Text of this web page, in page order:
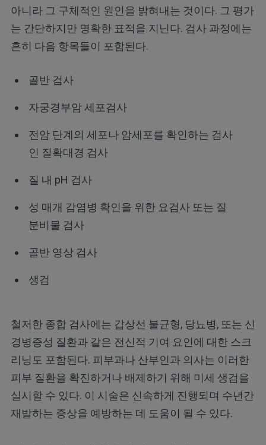
아니라 그 구체적인 원인을 밝혀내는 것이다. 그 평가
는 간단하지만 명확한 표적을 지닌다. 검사 과정에는
흔히 다음 항목들이 포함된다.
골반 검사
자궁경부암 세포검사
전암 단계의 세포나 암세포를 확인하는 검사
인 질확대경 검사
질 내 pH 검사
성 매개 감염병 확인을 위한 요검사 또는 질
분비물 검사
골반 영상 검사
생검
철저한 종합 검사에는 갑상선 불균형, 당뇨병, 또는 신
경병증성 질환과 같은 전신적 기여 요인에 대한 스크
리닝도 포함된다. 피부과나 산부인과 의사는 이러한
피부 질환을 확진하거나 배제하기 위해 미세 생검을
실시할 수 있다. 이 시술은 신속하게 진행되며 수년간
재발하는 증상을 예방하는 데 도움이 될 수 있다.